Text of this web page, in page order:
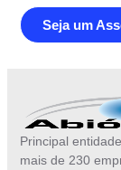
Seja um
Principal
mais de 230